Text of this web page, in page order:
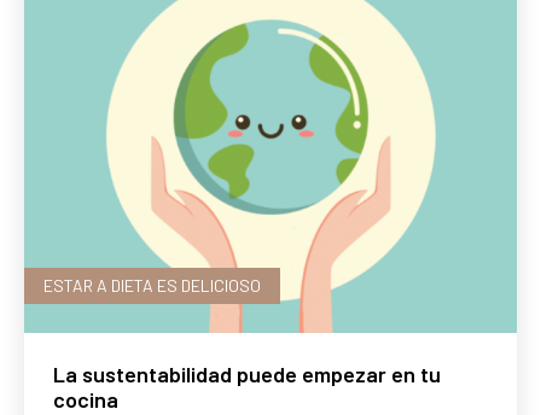
ESTAR A DIETA ES DELICIOSO
La sustentabilidad puede empezar en tu
cocina